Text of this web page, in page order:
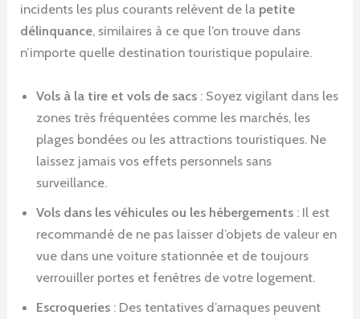
incidents les plus courants relèvent de la petite
délinquance, similaires à ce que l’on trouve dans
n’importe quelle destination touristique populaire.
Vols à la tire et vols de sacs : Soyez vigilant dans les
zones très fréquentées comme les marchés, les
plages bondées ou les attractions touristiques. Ne
laissez jamais vos effets personnels sans
surveillance.
Vols dans les véhicules ou les hébergements : Il est
recommandé de ne pas laisser d’objets de valeur en
vue dans une voiture stationnée et de toujours
verrouiller portes et fenêtres de votre logement.
Escroqueries : Des tentatives d’arnaques peuvent